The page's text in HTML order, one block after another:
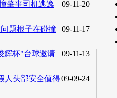
09-11-20
肇事司机逃逸
09-11-17
题根子在碰撞
09-11-13
辉杯"台球邀请
09-09-24
人头部安全值得